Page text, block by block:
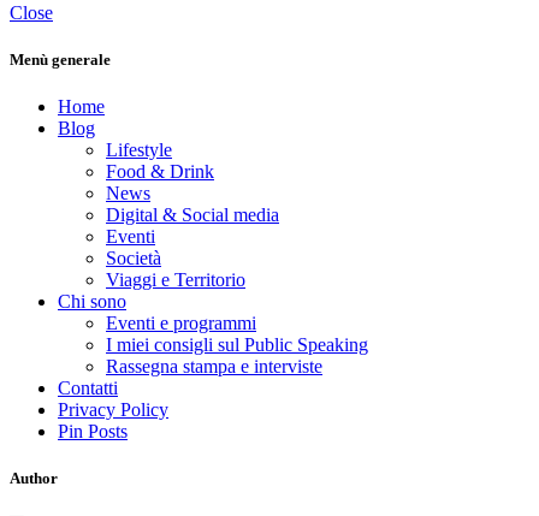
Close
Menù generale
Home
Blog
Lifestyle
Food & Drink
News
Digital & Social media
Eventi
Società
Viaggi e Territorio
Chi sono
Eventi e programmi
I miei consigli sul Public Speaking
Rassegna stampa e interviste
Contatti
Privacy Policy
Pin Posts
Author